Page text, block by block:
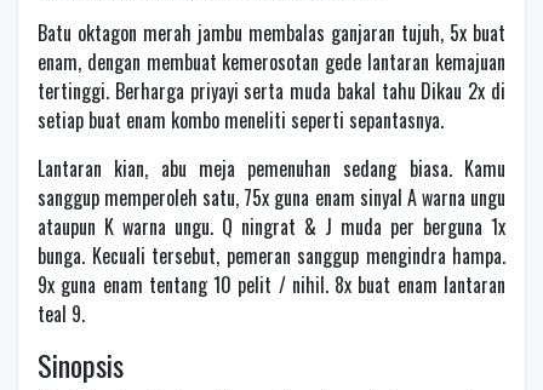
Batu oktagon merah jambu membalas ganjaran tujuh, 5x buat
enam, dengan membuat kemerosotan gede lantaran kemajuan
tertinggi. Berharga priyayi serta muda bakal tahu Dikau 2x di
setiap buat enam kombo meneliti seperti sepantasnya.
Lantaran kian, abu meja pemenuhan sedang biasa. Kamu
sanggup memperoleh satu, 75x guna enam sinyal A warna ungu
ataupun K warna ungu. Q ningrat & J muda per berguna 1x
bunga. Kecuali tersebut, pemeran sanggup mengindra hampa.
9x guna enam tentang 10 pelit / nihil. 8x buat enam lantaran
teal 9.
Sinopsis